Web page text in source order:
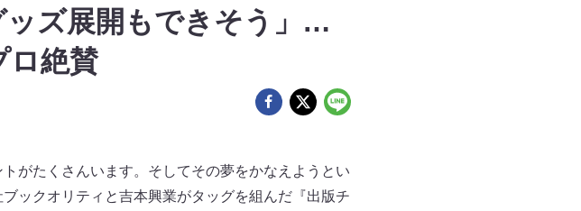
ッズ展開もできそう」…
ロ絶賛
がたくさんいます。そしてその夢をかなえようとい
ックオリティと吉本興業がタッグを組んだ『出版チ